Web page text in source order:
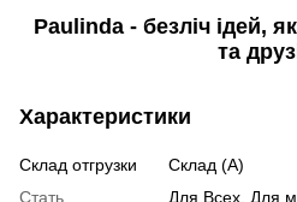
Paulinda - безліч ідей,
та
Характеристики
Склад отгрузки
Склад (А)
Стать
Для Всех, Для